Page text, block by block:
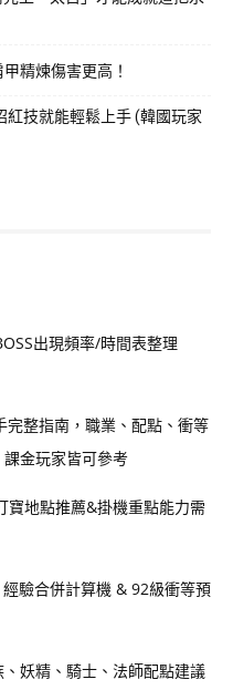
精煉傷害更高！
技就能輕鬆上手 (韓國玩家
出現頻率/時間表整理
整指南，職業、配點、衝等
金玩家皆可參考
寶地點推薦&掛機重點能力需
驗合併計算機 & 92級衝等預
妖精、騎士、法師配點建議